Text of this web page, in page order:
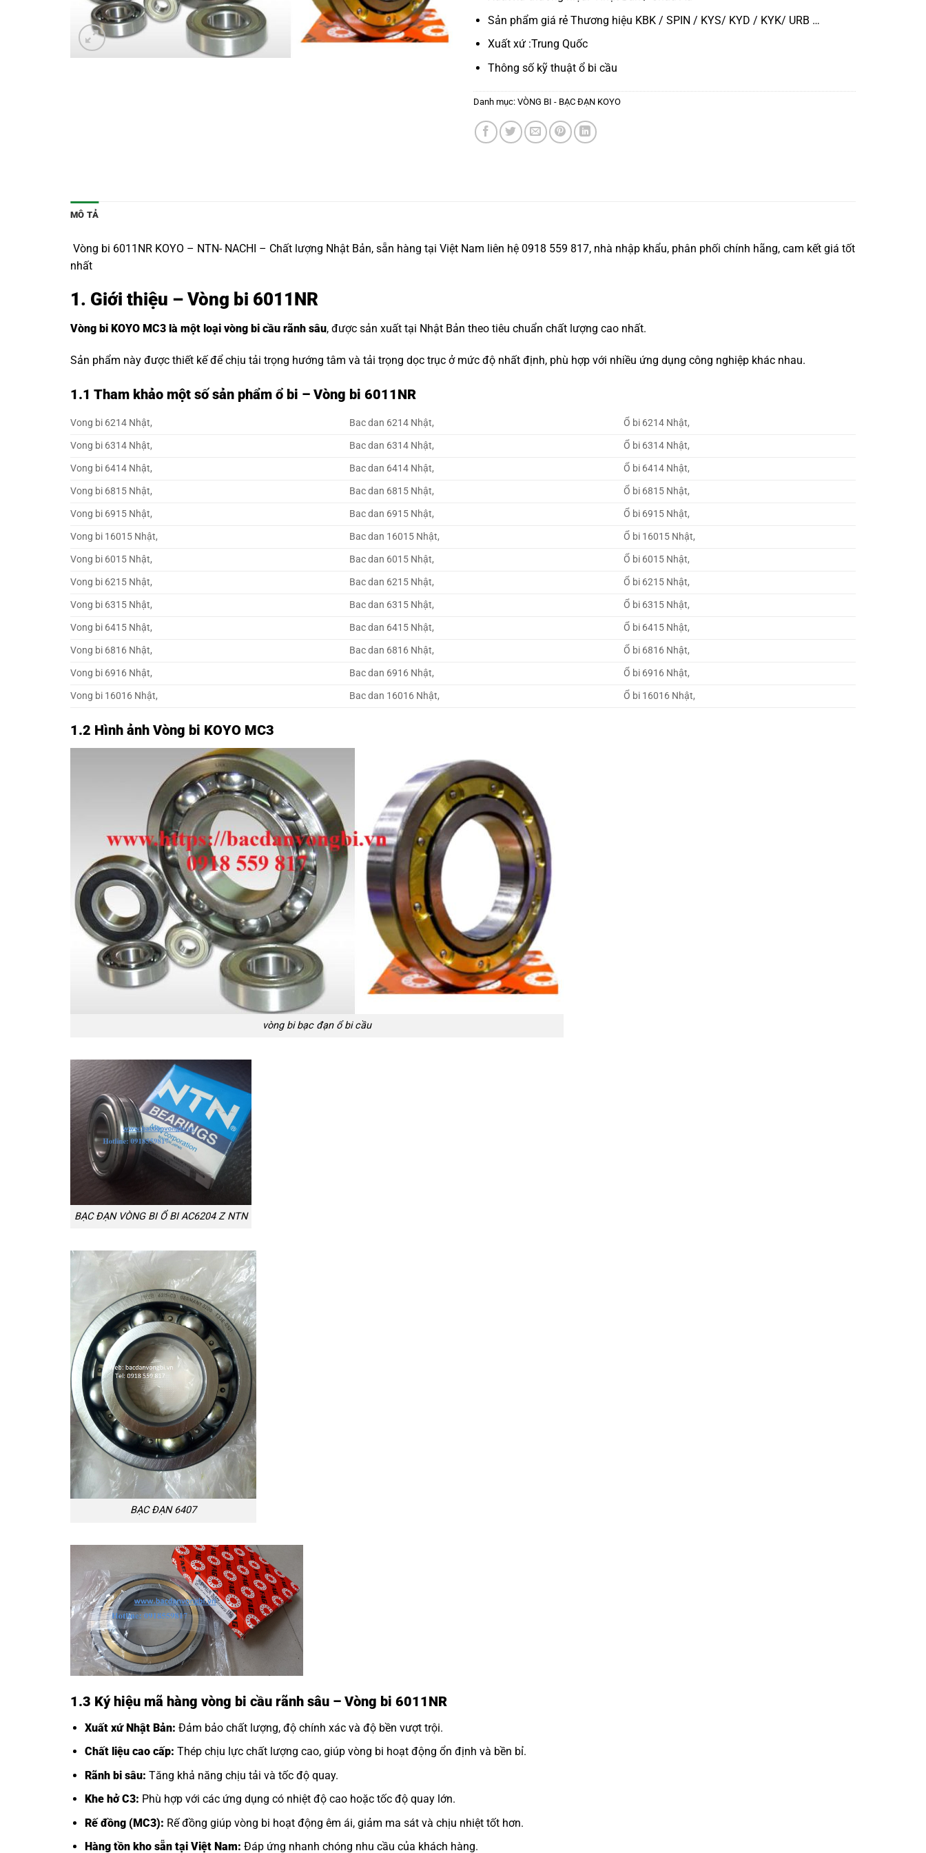
Sản phẩm giá rẻ Thương hiệu KBK / SPIN / KYS/ KYD / KYK/ URB …
Xuất xứ :Trung Quốc
Thông số kỹ thuậtổ bi cầu
Danh mục: VÒNG BI - BẠC ĐẠN KOYO
MÔ TẢ
Vòng bi 6011NR KOYO – NTN- NACHI – Chất lượng Nhật Bản, sẵn hàng tại Việt Nam liên hệ 0918 559 817, nhà nhập khẩu, phân phối chính hãng, cam kết giá tốt
nhất
1. Giới thiệu – Vòng bi 6011NR
Vòng bi KOYO MC3 là một loại vòng bi cầu rãnh sâu, được sản xuất tại Nhật Bản theo tiêu chuẩn chất lượng cao nhất.
Sản phẩm này được thiết kế để chịu tải trọng hướng tâm và tải trọng dọc trục ở mức độ nhất định, phù hợp với nhiều ứng dụng công nghiệp khác nhau.
1.1 Tham khảo một số sản phẩm ổ bi – Vòng bi 6011NR
Vong bi 6214 Nhật, Bac dan 6214 Nhật,
Ổ bi 6214 Nhật,
Vong bi 6314 Nhật,
Bac dan 6314 Nhật,
Ổ bi 6314 Nhật,
Vong bi 6414 Nhật,
Bac dan 6414 Nhật,
Ổ bi 6414 Nhật,
Vong bi 6815 Nhật,
Bac dan 6815 Nhật,
Ổ bi 6815 Nhật,
Vong bi 6915 Nhật,
Bac dan 6915 Nhật,
Ổ bi 6915 Nhật,
Vong bi 16015 Nhật,
Bac dan 16015 Nhật,
Ổ bi 16015 Nhật,
Vong bi 6015 Nhật,
Bac dan 6015 Nhật,
Ổ bi 6015 Nhật,
Vong bi 6215 Nhật,
Bac dan 6215 Nhật,
Ổ bi 6215 Nhật,
Vong bi 6315 Nhật,
Bac dan 6315 Nhật,
Ổ bi 6315 Nhật,
Vong bi 6415 Nhật,
Bac dan 6415 Nhật,
Ổ bi 6415 Nhật,
Vong bi 6816 Nhật,
Bac dan 6816 Nhật,
Ổ bi 6816 Nhật,
Vong bi 6916 Nhật,
Bac dan 6916 Nhật,
Ổ bi 6916 Nhật,
Vong bi 16016 Nhật,
Bac dan 16016 Nhật, Ổ bi 16016 Nhật,
1.2 Hình ảnh Vòng bi KOYO MC3
vòng bi bạc đạn ổ bi cầu
BẠC ĐẠN VÒNG BI Ổ BI AC6204 Z NTN
BẠC ĐẠN 6407
1.3 Ký hiệu mã hàng vòng bi cầu rãnh sâu – Vòng bi 6011NR
Xuất xứ Nhật Bản: Đảm bảo chất lượng, độ chính xác và độ bền vượt trội.
Chất liệu cao cấp: Thép chịu lực chất lượng cao, giúp vòng bi hoạt động ổn định và bền bỉ.
Rãnh bi sâu: Tăng khả năng chịu tải và tốc độ quay.
Khe hở C3: Phù hợp với các ứng dụng có nhiệt độ cao hoặc tốc độ quay lớn.
Rế đồng (MC3): Rế đồng giúp vòng bi hoạt động êm ái, giảm ma sát và chịu nhiệt tốt hơn.
Hàng tồn kho sẵn tại Việt Nam: Đáp ứng nhanh chóng nhu cầu của khách hàng.